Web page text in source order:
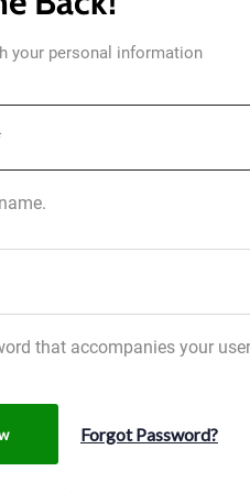
your personal information
that accompanies your
Forgot Password?